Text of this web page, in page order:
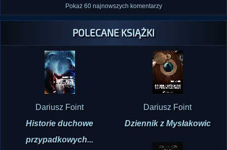
POLECANE KSIĄŻKI
Dariusz Foint
Historie duchowe
przypadkowych...
Dariusz Foint
Dziennik z Mysłakowic